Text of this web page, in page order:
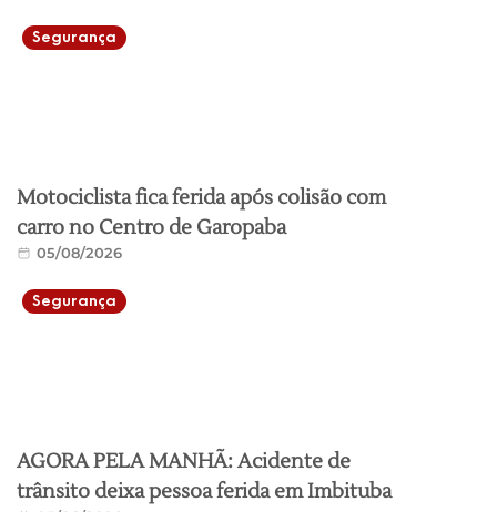
Segurança
Motociclista fica ferida após colisão com
carro no Centro de Garopaba
05/08/2026
Segurança
AGORA PELA MANHÃ: Acidente de
trânsito deixa pessoa ferida em Imbituba